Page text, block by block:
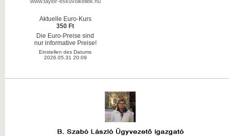
Aktuelle Euro-Kurs
350 Ft
Die Euro-Preise sind
nur informative Preise!
Einstellen des Datums
2026.05.31 20:09